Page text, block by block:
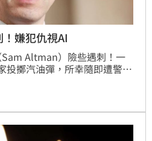
嫌犯仇視AI
Altman）險些遇刺！一
投擲汽油彈，所幸隨即遭警方
，並警告人類即將亡於AI之